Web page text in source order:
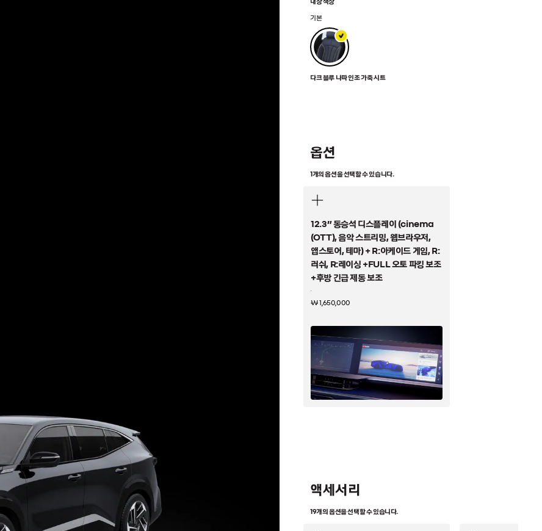
기본
다크 블루 나파 인조 가죽 시트
옵션
1개의 옵션을 선택할 수 있습니다.
12.3” 동승석 디스플레이 (cinema
(OTT), 음악 스트리밍, 웹브라우저,
앱스토어, 테마) + R:아케이드 게임, R:
러쉬, R:레이싱 +FULL 오토 파킹 보조
+후방 긴급 제동 보조
·
₩ 1,650,000
액세서리
19개의 옵션을 선택할 수 있습니다.